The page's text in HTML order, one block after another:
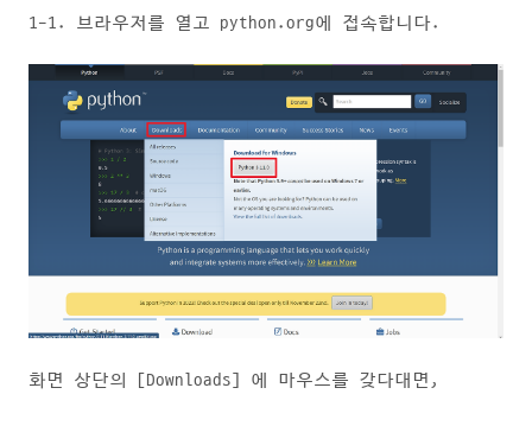
1-1. 브라우저를 열고 python.org에 접속합니다.
화면 상단의 [Downloads] 에 마우스를 갖다대면,